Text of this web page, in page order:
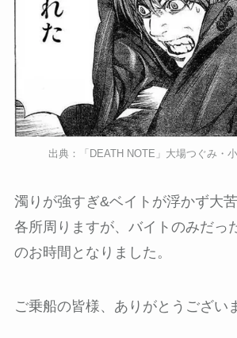
出典：「DEATH NOTE」大場つぐみ・
濁りが強すぎ&ベイトが浮かず大
各所周りますが、バイトのみだっ
のお時間となりました。
ご乗船の皆様、ありがとうござい